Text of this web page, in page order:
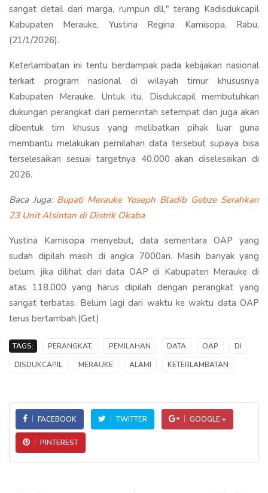
sangat detail dari marga, rumpun dll," terang Kadisdukcapil
Kabupaten Merauke, Yustina Regina Kamisopa, Rabu,
(21/1/2026).
Keterlambatan ini tentu berdampak pada kebijakan nasional
terkait program nasional di wilayah timur khususnya
Kabupaten Merauke. Untuk itu, Disdukcapil membutuhkan
dukungan perangkat dari pemerintah setempat dan juga akan
dibentuk tim khusus yang melibatkan pihak luar guna
membantu melakukan pemilahan data tersebut supaya bisa
terselesaikan sesuai targetnya 40.000 akan diselesaikan di
2026.
Baca Juga: Bupati Merauke Yoseph Bladib Gebze Serahkan
23 Unit Alsintan di Distrik Okaba
Yustina Kamisopa menyebut, data sementara OAP yang
sudah dipilah masih di angka 7000an. Masih banyak yang
belum, jika dilihat dari data OAP di Kabupaten Merauke di
atas 118.000 yang harus dipilah dengan perangkat yang
sangat terbatas. Belum lagi dari waktu ke waktu data OAP
terus bertambah.(Get)
TAGS: PERANGKAT, PEMILAHAN DATA OAP
DI
DISDUKCAPIL
MERAUKE ALAMI KETERLAMBATAN
FACEBOOK TWITTER GOOGLE +
PINTEREST